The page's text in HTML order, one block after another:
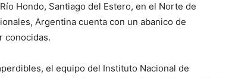
Hondo, Santiago del Estero, en el Norte de
Argentina cuenta con un abanico de
conocidas.
el equipo del Instituto Nacional de